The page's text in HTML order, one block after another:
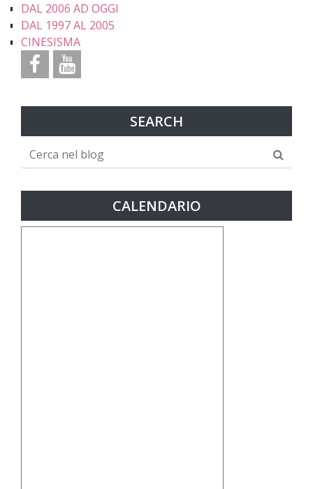
DAL 2006 AD OGGI
DAL 1997 AL 2005
CINESISMA
SEARCH
CALENDARIO